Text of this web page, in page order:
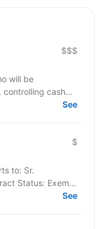
$$$
will be
controlling cash
the...
See
$
to: Sr.
Status: Exempt
IT
See